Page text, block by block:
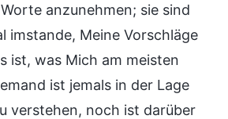
anzunehmen; sie sind
imstande, Meine Vorschläge
ist, was Mich am meisten
ist jemals in der Lage
verstehen, noch ist darüber